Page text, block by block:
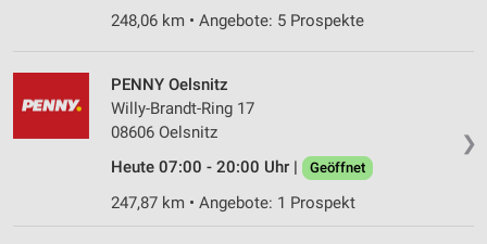
248,06 km • Angebote: 5 Prospekte
❯
PENNY Oelsnitz
Willy-Brandt-Ring 17
08606 Oelsnitz
Heute 07:00 - 20:00 Uhr |
Geöffnet
247,87 km • Angebote: 1 Prospekt